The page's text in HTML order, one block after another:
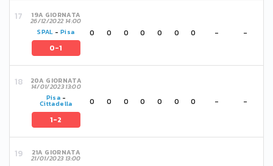
19A GIORNATA
26/12/2022 14:00
SPAL - Pisa
0-1
0 0 0 0 0 0 0 - -
20A GIORNATA
14/01/2023 13:00
Pisa -
Cittadella
1-2
0 0 0 0 0 0 0 - -
21A GIORNATA
21/01/2023 13:00